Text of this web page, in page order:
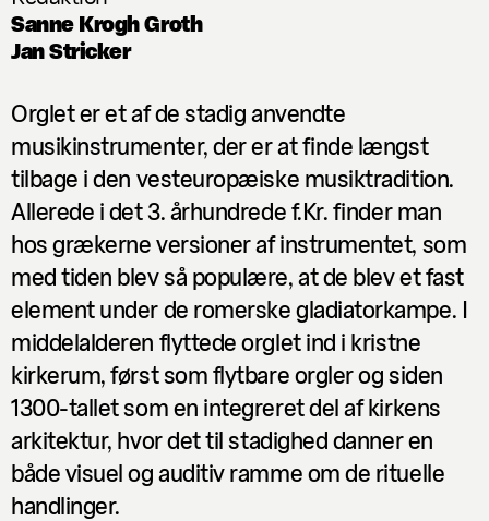
Tobias Lund
essay 16.04.2018
Sandra Boss
Erindringer fra en orgelsafari
Arturas Bumšteinas
interview
16.04.2018
Ligesom arbejderen må
orgelpiberne sættes fri
Sune Anderberg
interview
16.04.2018
Modsat fascination af orgel
Rune Søchting
interview 16.04.2018
Sanne Krogh Groth
Jan Stricker
Orglet er et af de stadig anvendte
musikinstrumenter, der er at finde længst
tilbage i den vesteuropæiske musiktradition.
Allerede i det 3. århundrede f.Kr. finder man
hos grækerne versioner af instrumentet, som
med tiden blev så populære, at de blev et fast
element under de romerske gladiatorkampe. I
middelalderen flyttede orglet ind i kristne
kirkerum, først som flytbare orgler og siden
1300-tallet som en integreret del af kirkens
arkitektur, hvor det til stadighed danner en
både visuel og auditiv ramme om de rituelle
handlinger.